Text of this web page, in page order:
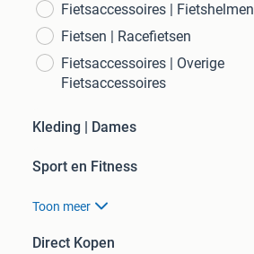
Fietsaccessoires | Fietshelmen
Fietsen | Racefietsen
Fietsaccessoires | Overige
Fietsaccessoires
Kleding | Dames
Sport en Fitness
Toon meer
Direct Kopen